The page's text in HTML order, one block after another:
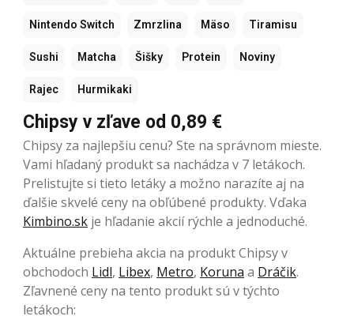
Nintendo Switch Zmrzlina Mäso Tiramisu
Sushi Matcha Šišky Protein Noviny
Rajec Hurmikaki
Chipsy v zľave od 0,89 €
Chipsy za najlepšiu cenu? Ste na správnom mieste.
Vami hľadaný produkt sa nachádza v 7 letákoch.
Prelistujte si tieto letáky a možno narazíte aj na
ďalšie skvelé ceny na obľúbené produkty. Vďaka
Kimbino.sk je hľadanie akcií rýchle a jednoduché.
Aktuálne prebieha akcia na produkt Chipsy v
obchodoch Lidl, Libex, Metro, Koruna a Dráčik.
Zľavnené ceny na tento produkt sú v týchto
letákoch: